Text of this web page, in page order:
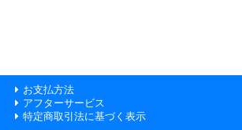
お支払方法
アフターサービス
特定商取引法に基づく表示